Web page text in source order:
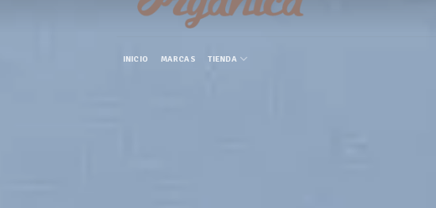
INICIO MARCAS TIENDA